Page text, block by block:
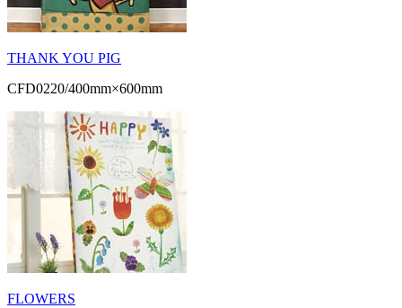
THANK YOU PIG
CFD0220/400mm×600mm
FLOWERS